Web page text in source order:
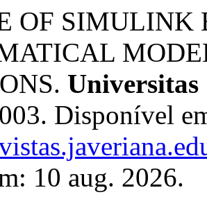
OF SIMULINK
Disponível
10 aug. 2026.